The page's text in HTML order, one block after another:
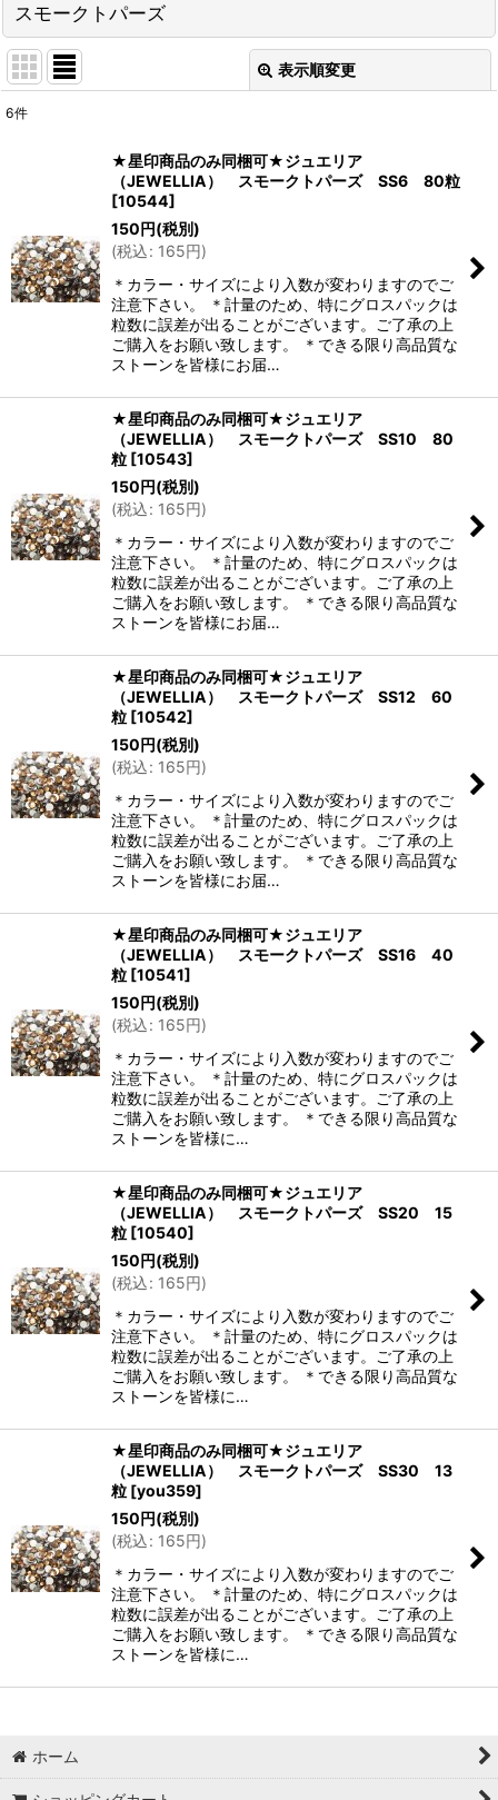
スモークトパーズ
表示順変更
6件
★星印商品のみ同梱可★ジュエリア
（JEWELLIA） スモークトパーズ SS6 80粒
[10544]
150円(税別)
(税込: 165円)
＊カラー・サイズにより入数が変わりますのでご
注意下さい。 ＊計量のため、特にグロスパックは
粒数に誤差が出ることがございます。ご了承の上
ご購入をお願い致します。 ＊できる限り高品質な
ストーンを皆様にお届…
★星印商品のみ同梱可★ジュエリア
（JEWELLIA） スモークトパーズ SS10 80
粒 [10543]
150円(税別)
(税込: 165円)
＊カラー・サイズにより入数が変わりますのでご
注意下さい。 ＊計量のため、特にグロスパックは
粒数に誤差が出ることがございます。ご了承の上
ご購入をお願い致します。 ＊できる限り高品質な
ストーンを皆様にお届…
★星印商品のみ同梱可★ジュエリア
（JEWELLIA） スモークトパーズ SS12 60
粒 [10542]
150円(税別)
(税込: 165円)
＊カラー・サイズにより入数が変わりますのでご
注意下さい。 ＊計量のため、特にグロスパックは
粒数に誤差が出ることがございます。ご了承の上
ご購入をお願い致します。 ＊できる限り高品質な
ストーンを皆様にお届…
★星印商品のみ同梱可★ジュエリア
（JEWELLIA） スモークトパーズ SS16 40
粒 [10541]
150円(税別)
(税込: 165円)
＊カラー・サイズにより入数が変わりますのでご
注意下さい。 ＊計量のため、特にグロスパックは
粒数に誤差が出ることがございます。ご了承の上
ご購入をお願い致します。 ＊できる限り高品質な
ストーンを皆様に…
★星印商品のみ同梱可★ジュエリア
（JEWELLIA） スモークトパーズ SS20 15
粒 [10540]
150円(税別)
(税込: 165円)
＊カラー・サイズにより入数が変わりますのでご
注意下さい。 ＊計量のため、特にグロスパックは
粒数に誤差が出ることがございます。ご了承の上
ご購入をお願い致します。 ＊できる限り高品質な
ストーンを皆様に…
★星印商品のみ同梱可★ジュエリア
（JEWELLIA） スモークトパーズ SS30 13
粒 [you359]
150円(税別)
(税込: 165円)
＊カラー・サイズにより入数が変わりますのでご
注意下さい。 ＊計量のため、特にグロスパックは
粒数に誤差が出ることがございます。ご了承の上
ご購入をお願い致します。 ＊できる限り高品質な
ストーンを皆様に…
ホーム